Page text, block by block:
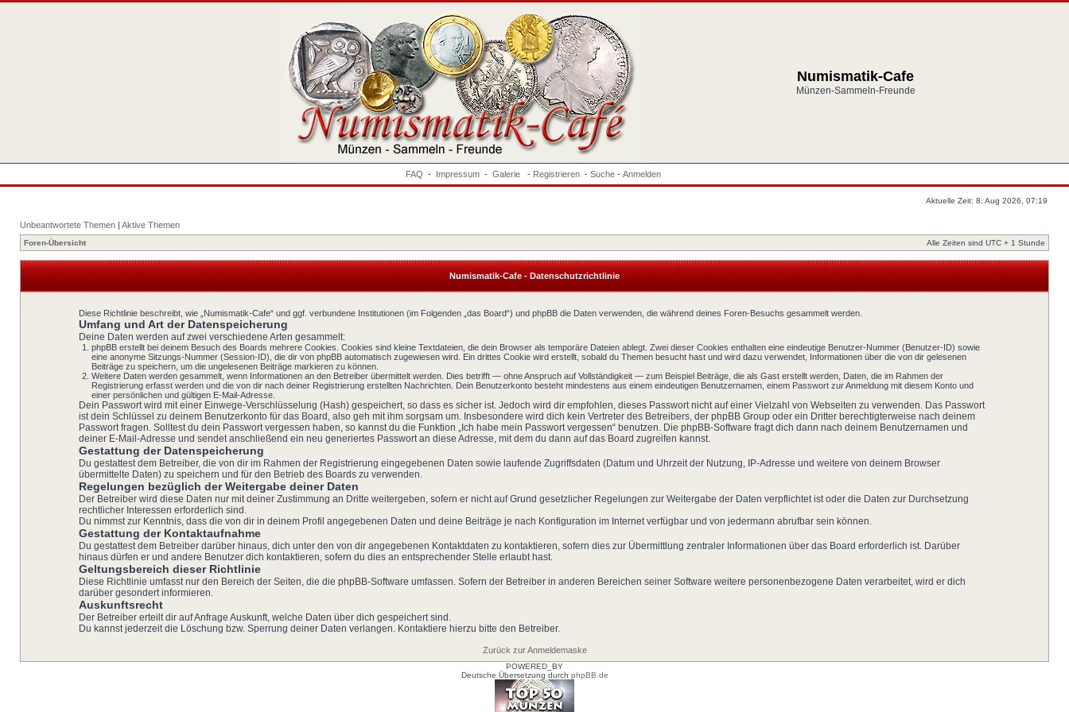
Numismatik-Cafe
Münzen-Sammeln-Freunde
FAQ - Impressum - Galerie - Registrieren - Suche - Anmelden
Aktuelle Zeit: 8. Aug 2026, 07:19
Unbeantwortete Themen | Aktive Themen
Foren-Übersicht Alle Zeiten sind UTC + 1 Stunde
Numismatik-Cafe - Datenschutzrichtlinie
Diese Richtlinie beschreibt, wie „Numismatik-Cafe“ und ggf. verbundene Institutionen (im Folgenden „das Board“) und phpBB die Daten verwenden, die während deines Foren-Besuchs gesammelt werden.
Umfang und Art der Datenspeicherung
Deine Daten werden auf zwei verschiedene Arten gesammelt:
phpBB erstellt bei deinem Besuch des Boards mehrere Cookies. Cookies sind kleine Textdateien, die dein Browser als temporäre Dateien ablegt. Zwei dieser Cookies enthalten eine eindeutige Benutzer-Nummer (Benutzer-ID) sowie
eine anonyme Sitzungs-Nummer (Session-ID), die dir von phpBB automatisch zugewiesen wird. Ein drittes Cookie wird erstellt, sobald du Themen besucht hast und wird dazu verwendet, Informationen über die von dir gelesenen
Beiträge zu speichern, um die ungelesenen Beiträge markieren zu können.
Weitere Daten werden gesammelt, wenn Informationen an den Betreiber übermittelt werden. Dies betrifft — ohne Anspruch auf Vollständigkeit — zum Beispiel Beiträge, die als Gast erstellt werden, Daten, die im Rahmen der
Registrierung erfasst werden und die von dir nach deiner Registrierung erstellten Nachrichten. Dein Benutzerkonto besteht mindestens aus einem eindeutigen Benutzernamen, einem Passwort zur Anmeldung mit diesem Konto und
einer persönlichen und gültigen E-Mail-Adresse.
Dein Passwort wird mit einer Einwege-Verschlüsselung (Hash) gespeichert, so dass es sicher ist. Jedoch wird dir empfohlen, dieses Passwort nicht auf einer Vielzahl von Webseiten zu verwenden. Das Passwort
ist dein Schlüssel zu deinem Benutzerkonto für das Board, also geh mit ihm sorgsam um. Insbesondere wird dich kein Vertreter des Betreibers, der phpBB Group oder ein Dritter berechtigterweise nach deinem
Passwort fragen. Solltest du dein Passwort vergessen haben, so kannst du die Funktion „Ich habe mein Passwort vergessen“ benutzen. Die phpBB-Software fragt dich dann nach deinem Benutzernamen und
deiner E-Mail-Adresse und sendet anschließend ein neu generiertes Passwort an diese Adresse, mit dem du dann auf das Board zugreifen kannst.
Gestattung der Datenspeicherung
Du gestattest dem Betreiber, die von dir im Rahmen der Registrierung eingegebenen Daten sowie laufende Zugriffsdaten (Datum und Uhrzeit der Nutzung, IP-Adresse und weitere von deinem Browser
übermittelte Daten) zu speichern und für den Betrieb des Boards zu verwenden.
Regelungen bezüglich der Weitergabe deiner Daten
Der Betreiber wird diese Daten nur mit deiner Zustimmung an Dritte weitergeben, sofern er nicht auf Grund gesetzlicher Regelungen zur Weitergabe der Daten verpflichtet ist oder die Daten zur Durchsetzung
rechtlicher Interessen erforderlich sind.
Du nimmst zur Kenntnis, dass die von dir in deinem Profil angegebenen Daten und deine Beiträge je nach Konfiguration im Internet verfügbar und von jedermann abrufbar sein können.
Gestattung der Kontaktaufnahme
Du gestattest dem Betreiber darüber hinaus, dich unter den von dir angegebenen Kontaktdaten zu kontaktieren, sofern dies zur Übermittlung zentraler Informationen über das Board erforderlich ist. Darüber
hinaus dürfen er und andere Benutzer dich kontaktieren, sofern du dies an entsprechender Stelle erlaubt hast.
Geltungsbereich dieser Richtlinie
Diese Richtlinie umfasst nur den Bereich der Seiten, die die phpBB-Software umfassen. Sofern der Betreiber in anderen Bereichen seiner Software weitere personenbezogene Daten verarbeitet, wird er dich
darüber gesondert informieren.
Auskunftsrecht
Der Betreiber erteilt dir auf Anfrage Auskunft, welche Daten über dich gespeichert sind.
Du kannst jederzeit die Löschung bzw. Sperrung deiner Daten verlangen. Kontaktiere hierzu bitte den Betreiber.
Zurück zur Anmeldemaske
POWERED_BY
Deutsche Übersetzung durch phpBB.de